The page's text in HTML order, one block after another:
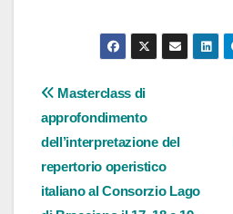
Navigazione
articoli
Masterclass di
approfondimento
dell’interpretazione del
repertorio operistico
italiano al Consorzio Lago